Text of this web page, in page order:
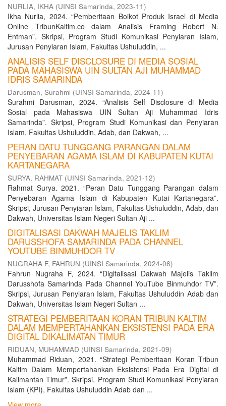
NURLIA, IKHA (UINSI Samarinda, 2023-11)
Ikha Nurlia, 2024. “Pemberitaan Boikot Produk Israel di Media
Online TribunKaltim.co dalam Analisis Framing Robert N.
Entman”. Skripsi, Program Studi Komunikasi Penyiaran Islam,
Jurusan Penyiaran Islam, Fakultas Ushuluddin, ...
ANALISIS SELF DISCLOSURE DI MEDIA SOSIAL
PADA MAHASISWA UIN SULTAN AJI MUHAMMAD
IDRIS SAMARINDA
Darusman, Surahmi (UINSI Samarinda, 2024-11)
Surahmi Darusman, 2024. “Analisis Self Disclosure di Media
Sosial pada Mahasiswa UIN Sultan Aji Muhammad Idris
Samarinda”. Skripsi, Program Studi Komunikasi dan Penyiaran
Islam, Fakultas Ushuluddin, Adab, dan Dakwah, ...
PERAN DATU TUNGGANG PARANGAN DALAM
PENYEBARAN AGAMA ISLAM DI KABUPATEN KUTAI
KARTANEGARA
SURYA, RAHMAT (UINSI Samarinda, 2021-12)
Rahmat Surya. 2021. “Peran Datu Tunggang Parangan dalam
Penyebaran Agama Islam di Kabupaten Kutai Kartanegara”.
Skripsi, Jurusan Penyiaran Islam, Fakultas Ushuluddin, Adab, dan
Dakwah, Universitas Islam Negeri Sultan Aji ...
DIGITALISASI DAKWAH MAJELIS TAKLIM
DARUSSHOFA SAMARINDA PADA CHANNEL
YOUTUBE BINMUHDOR TV
NUGRAHA F, FAHRUN (UINSI Samarinda, 2024-06)
Fahrun Nugraha F, 2024. “Digitalisasi Dakwah Majelis Taklim
Darusshofa Samarinda Pada Channel YouTube Binmuhdor TV”.
Skripsi, Jurusan Penyiaran Islam, Fakultas Ushuluddin Adab dan
Dakwah, Universitas Islam Negeri Sultan ...
STRATEGI PEMBERITAAN KORAN TRIBUN KALTIM
DALAM MEMPERTAHANKAN EKSISTENSI PADA ERA
DIGITAL DIKALIMATAN TIMUR
RIDUAN, MUHAMMAD (UINSI Samarinda, 2021-09)
Muhammad Riduan, 2021. “Strategi Pemberitaan Koran Tribun
Kaltim Dalam Mempertahankan Eksistensi Pada Era Digital di
Kalimantan Timur”. Skripsi, Program Studi Komunikasi Penyiaran
Islam (KPI), Fakultas Ushuluddin Adab dan ...